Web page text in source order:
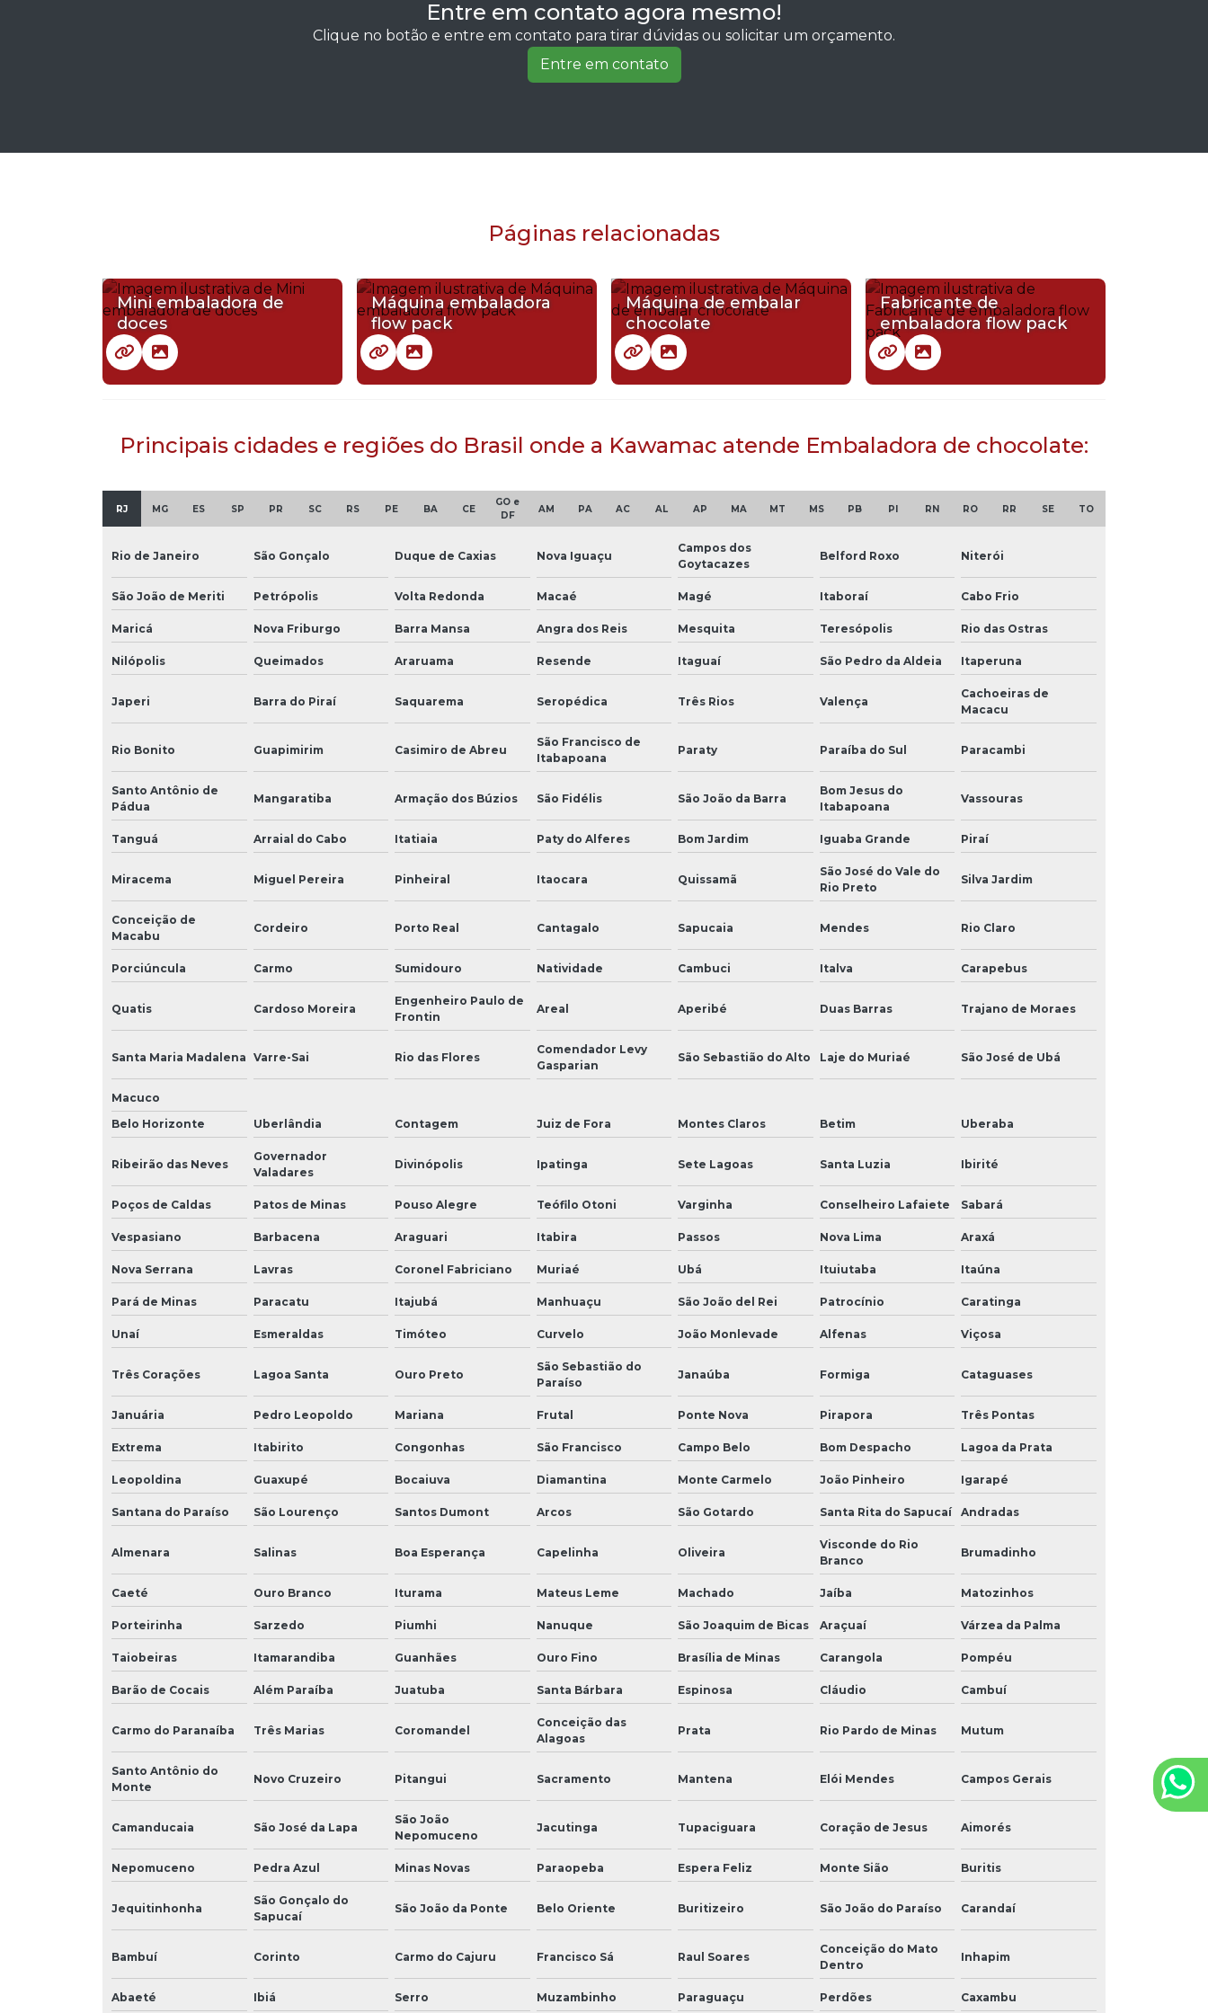
Entre em contato agora mesmo!
Clique no botão e entre em contato para tirar dúvidas ou solicitar um orçamento.
Entre em contato
Páginas relacionadas
Mini embaladora de
doces
Máquina embaladora
flow pack
Máquina de embalar
chocolate
Fabricante de
embaladora flow pack
Principais cidades e regiões do Brasil onde a Kawamac atende Embaladora de chocolate:
RJ MG ES SP PR SC RS PE BA CE
GO e
DF
AM PA AC AL AP MA MT MS PB PI RN RO RR SE TO
Rio de Janeiro São Gonçalo Duque de Caxias Nova Iguaçu
Campos dos
Goytacazes
Belford Roxo Niterói
São João de Meriti Petrópolis Volta Redonda Macaé Magé Itaboraí Cabo Frio
Maricá Nova Friburgo Barra Mansa Angra dos Reis Mesquita Teresópolis Rio das Ostras
Nilópolis Queimados Araruama Resende Itaguaí São Pedro da Aldeia Itaperuna
Japeri Barra do Piraí Saquarema Seropédica Três Rios Valença
Cachoeiras de
Macacu
Rio Bonito Guapimirim Casimiro de Abreu
São Francisco de
Itabapoana
Paraty Paraíba do Sul Paracambi
Santo Antônio de
Pádua
Mangaratiba Armação dos Búzios São Fidélis São João da Barra
Bom Jesus do
Itabapoana
Vassouras
Tanguá Arraial do Cabo Itatiaia Paty do Alferes Bom Jardim Iguaba Grande Piraí
Miracema Miguel Pereira Pinheiral Itaocara Quissamã
São José do Vale do
Rio Preto
Silva Jardim
Conceição de
Macabu
Cordeiro Porto Real Cantagalo Sapucaia Mendes Rio Claro
Porciúncula Carmo Sumidouro Natividade Cambuci Italva Carapebus
Quatis Cardoso Moreira
Engenheiro Paulo de
Frontin
Areal Aperibé Duas Barras Trajano de Moraes
Santa Maria Madalena Varre-Sai Rio das Flores
Comendador Levy
Gasparian
São Sebastião do Alto Laje do Muriaé São José de Ubá
Macuco
Belo Horizonte
Uberlândia Contagem Juiz de Fora Montes Claros Betim Uberaba
Ribeirão das Neves
Governador
Valadares
Divinópolis Ipatinga Sete Lagoas Santa Luzia Ibirité
Poços de Caldas Patos de Minas Pouso Alegre Teófilo Otoni Varginha Conselheiro Lafaiete Sabará
Vespasiano Barbacena Araguari Itabira Passos Nova Lima Araxá
Nova Serrana Lavras Coronel Fabriciano Muriaé Ubá Ituiutaba Itaúna
Pará de Minas Paracatu Itajubá Manhuaçu São João del Rei Patrocínio Caratinga
Unaí Esmeraldas Timóteo Curvelo João Monlevade Alfenas Viçosa
Três Corações Lagoa Santa Ouro Preto
São Sebastião do
Paraíso
Janaúba Formiga Cataguases
Januária Pedro Leopoldo Mariana Frutal Ponte Nova Pirapora Três Pontas
Extrema Itabirito Congonhas São Francisco Campo Belo Bom Despacho Lagoa da Prata
Leopoldina Guaxupé Bocaiuva Diamantina Monte Carmelo João Pinheiro Igarapé
Santana do Paraíso São Lourenço Santos Dumont Arcos São Gotardo Santa Rita do Sapucaí Andradas
Almenara Salinas Boa Esperança Capelinha Oliveira
Visconde do Rio
Branco
Brumadinho
Caeté Ouro Branco Iturama Mateus Leme Machado Jaíba Matozinhos
Porteirinha Sarzedo Piumhi Nanuque São Joaquim de Bicas Araçuaí Várzea da Palma
Taiobeiras Itamarandiba Guanhães Ouro Fino Brasília de Minas Carangola Pompéu
Barão de Cocais Além Paraíba Juatuba Santa Bárbara Espinosa Cláudio Cambuí
Carmo do Paranaíba Três Marias Coromandel
Conceição das
Alagoas
Prata Rio Pardo de Minas Mutum
Santo Antônio do
Monte
Novo Cruzeiro Pitangui Sacramento Mantena Elói Mendes Campos Gerais
Camanducaia São José da Lapa
São João
Nepomuceno
Jacutinga Tupaciguara Coração de Jesus Aimorés
Nepomuceno Pedra Azul Minas Novas Paraopeba Espera Feliz Monte Sião Buritis
Jequitinhonha
São Gonçalo do
Sapucaí
São João da Ponte Belo Oriente Buritizeiro São João do Paraíso Carandaí
Bambuí Corinto Carmo do Cajuru Francisco Sá Raul Soares
Conceição do Mato
Dentro
Inhapim
Abaeté Ibiá Serro Muzambinho Paraguaçu Perdões Caxambu